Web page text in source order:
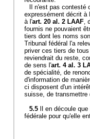
Il n'est pas
expressément décrit à
à l'art. 20 al. 2 LAAF,
fournis ne pouvaient
tiers dont les noms
Tribunal fédéral l'a
priver ces tiers de
reviendrait du reste,
de sens l'art. 4 al. 3
de spécialité, de
d'information de
ci disposent d'un
suisse, de transmettre
5.5
Il en découle
fédérale pour qu'elle